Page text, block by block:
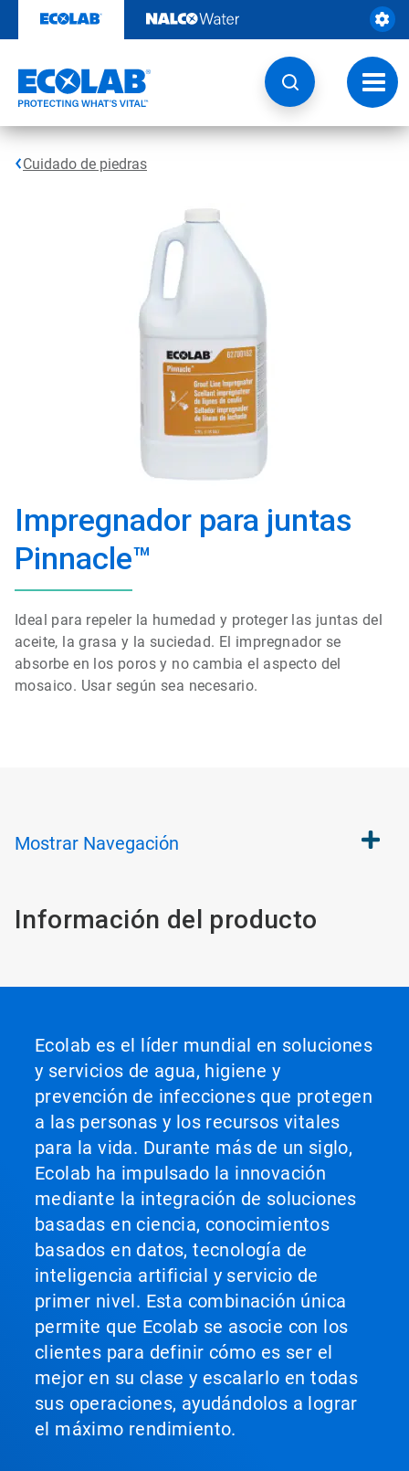
contenido
Botón
de
Cuidado de piedras
Impregnador para juntas
Pinnacle™
Ideal para repeler la humedad y proteger las juntas del
aceite, la grasa y la suciedad. El impregnador se
absorbe en los poros y no cambia el aspecto del
mosaico. Usar según sea necesario.
Mostrar Navegación
Información del producto
Ecolab es el líder mundial en soluciones
y servicios de agua, higiene y
prevención de infecciones que protegen
a las personas y los recursos vitales
para la vida. Durante más de un siglo,
Ecolab ha impulsado la innovación
mediante la integración de soluciones
basadas en ciencia, conocimientos
basados en datos, tecnología de
inteligencia artificial y servicio de
primer nivel. Esta combinación única
permite que Ecolab se asocie con los
clientes para definir cómo es ser el
mejor en su clase y escalarlo en todas
sus operaciones, ayudándolos a lograr
el máximo rendimiento.